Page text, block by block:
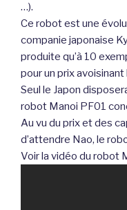
…).
Ce robot est une
companie japonaise
produite qu’à 10
pour un prix
Seul le Japon
robot Manoi PF01
Au vu du prix et des
d’attendre Nao, le
Voir la vidéo du robot